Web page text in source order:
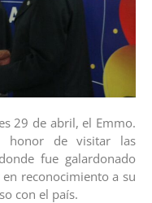
29 de abril, el Emmo.
honor de visitar las
fue galardonado
reconocimiento a su
con el país.